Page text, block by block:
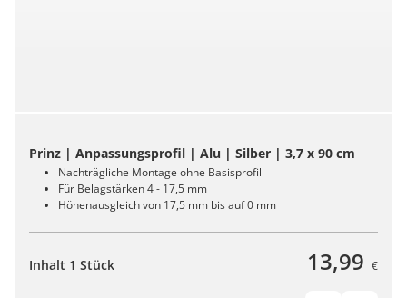
Prinz | Anpassungsprofil | Alu | Silber | 3,7 x 90 cm
Nachträgliche Montage ohne Basisprofil
Für Belagstärken 4 - 17,5 mm
Höhenausgleich von 17,5 mm bis auf 0 mm
Inhalt 1 Stück 13,99 €